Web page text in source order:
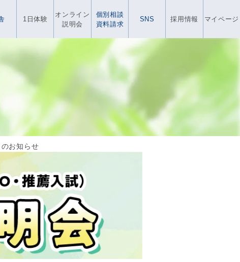
1日体験
オンライン
説明会
個別相談
資料請求
SNS 採用情報 マイページ
お知らせ